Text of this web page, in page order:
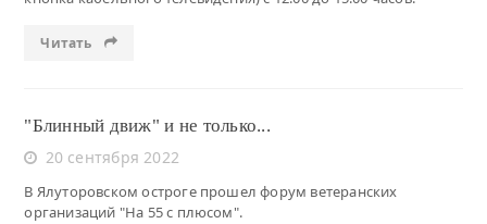
Читать
"Блинный движ" и не только...
20 сентября 2022
В Ялуторовском остроге прошел форум ветеранских
организаций "На 55 с плюсом".